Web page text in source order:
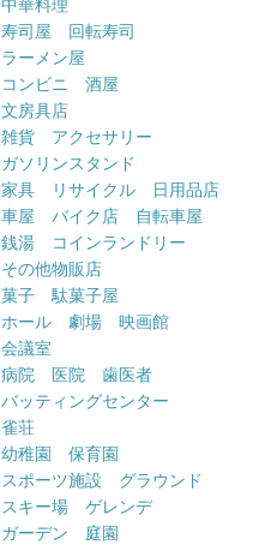
中華料理
寿司屋 回転寿司
ラーメン屋
コンビニ 酒屋
文房具店
雑貨 アクセサリー
ガソリンスタンド
家具 リサイクル 日用品店
車屋 バイク店 自転車屋
銭湯 コインランドリー
その他物販店
菓子 駄菓子屋
ホール 劇場 映画館
会議室
病院 医院 歯医者
バッティングセンター
雀荘
幼稚園 保育園
スポーツ施設 グラウンド
スキー場 ゲレンデ
ガーデン 庭園